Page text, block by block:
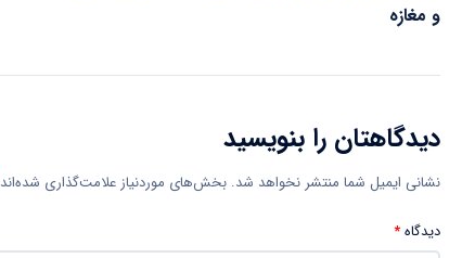
و مغازه
دیدگاهتان را بنویسید
نشانی ایمیل شما منتشر نخواهد شد. بخش‌های موردنیاز علامت‌گذاری شده‌اند
دیدگاه*